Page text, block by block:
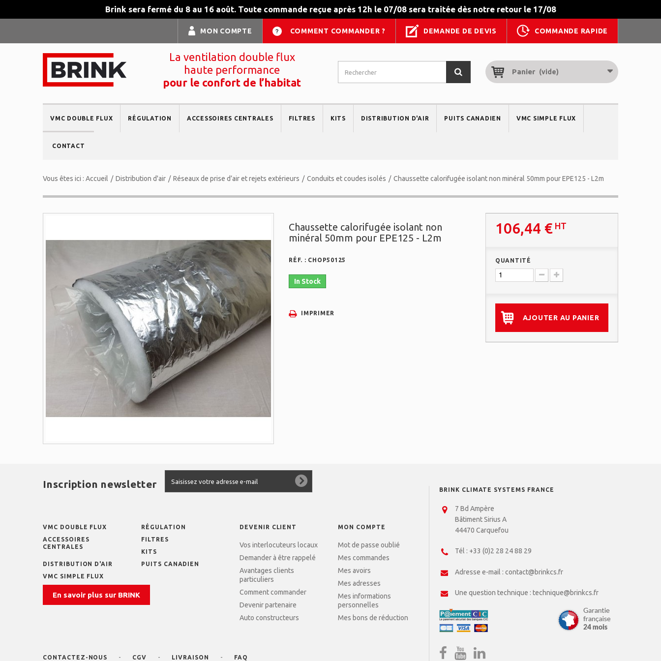
Brink sera fermé du 8 au 16 août. Toute commande reçue après 12h le 07/08 sera traitée dès notre retour le 17/08
COMMANDE RAPIDE
DEMANDE DE DEVIS
COMMENT COMMANDER ?
MON COMPTE
La ventilation double flux
haute performance
pour le confort de l’habitat
Panier (vide)
VMC DOUBLE FLUX RÉGULATION ACCESSOIRES CENTRALES FILTRES KITS DISTRIBUTION D'AIR PUITS CANADIEN VMC SIMPLE FLUX
CONTACT
Vous êtes ici : Accueil / Distribution d'air / Réseaux de prise d’air et rejets extérieurs / Conduits et coudes isolés / Chaussette calorifugée isolant non minéral 50mm pour EPE125 - L2m
Chaussette calorifugée isolant non
minéral 50mm pour EPE125 - L2m
RÉF. : CHOP50125
In Stock
IMPRIMER
106,44 € HT
QUANTITÉ
AJOUTER AU PANIER
BRINK CLIMATE SYSTEMS FRANCE
7 Bd Ampère
Bâtiment Sirius A
44470 Carquefou
Tél : +33 (0)2 28 24 88 29
Adresse e-mail :contact@brinkcs.fr
Une question technique :technique@brinkcs.fr
Inscription newsletter
VMC DOUBLE FLUX
RÉGULATION
ACCESSOIRES
CENTRALES
FILTRES
KITS
DISTRIBUTION D'AIR
PUITS CANADIEN
VMC SIMPLE FLUX
En savoir plus sur BRINK
DEVENIR CLIENT
Vos interlocuteurs locaux
Demander à être rappelé
Avantages clients
particuliers
Comment commander
Devenir partenaire
Auto constructeurs
MON COMPTE
Mot de passe oublié
Mes commandes
Mes avoirs
Mes adresses
Mes informations
personnelles
Mes bons de réduction
CONTACTEZ-NOUS CGV LIVRAISON FAQ